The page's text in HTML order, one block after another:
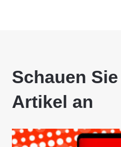
Schauen
Artikel an